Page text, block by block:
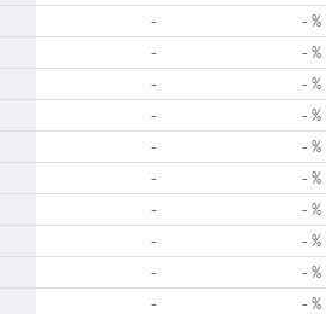
- - %
- - %
- - %
- - %
- - %
- - %
- - %
- - %
- - %
- - %